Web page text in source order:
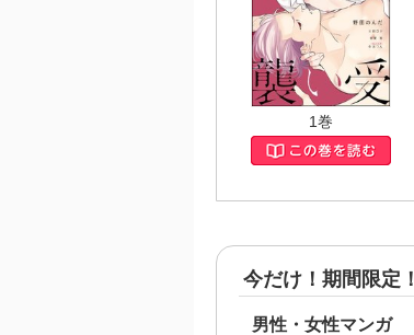
1巻
今だけ！期間限定！
男性・女性マンガ